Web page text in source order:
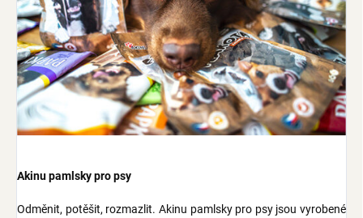
Akinu pamlsky pro psy
Odměnit, potěšit, rozmazlit. Akinu pamlsky pro psy jsou vyrobené